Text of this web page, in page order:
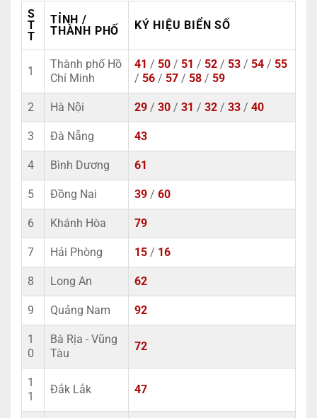
S
T
T
TỈNH /
THÀNH PHỐ
KÝ HIỆU BIỂN SỐ
1
Thành phố Hồ
Chí Minh
41 / 50 / 51 / 52 / 53 / 54 / 55
/ 56 / 57 / 58 / 59
2 Hà Nội 29 / 30 / 31 / 32 / 33 / 40
3 Đà Nẵng 43
4 Bình Dương 61
5 Đồng Nai 39 / 60
6 Khánh Hòa 79
7 Hải Phòng 15 / 16
8 Long An 62
9 Quảng Nam 92
1
0
Bà Rịa - Vũng
Tàu
72
1
1
Đắk Lắk 47